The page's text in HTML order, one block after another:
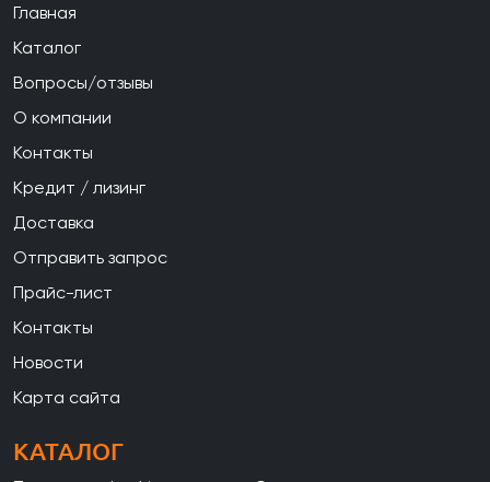
Главная
Каталог
Вопросы/отзывы
О компании
Контакты
Кредит / лизинг
Доставка
Отправить запрос
Прайс-лист
Контакты
Новости
Карта сайта
КАТАЛОГ